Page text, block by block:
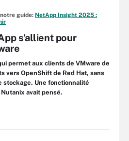
guide: NetApp Insight 2025 :
s’allient pour
permet aux clients de VMware de
vers OpenShift de Red Hat, sans
stockage. Une fonctionnalité
avait pensé.